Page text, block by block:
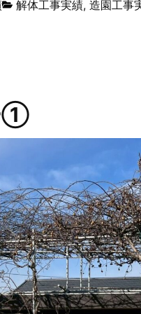
解体工事実績, 造園工事
①